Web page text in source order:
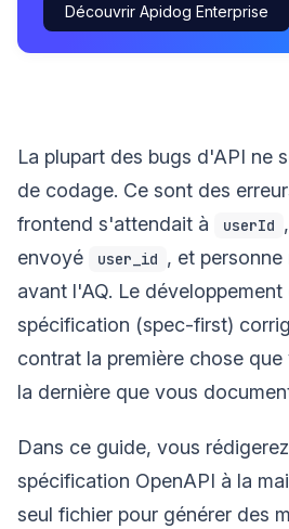
Découvrir Apidog Enterprise
La plupart des bugs d'API ne
de codage. Ce sont des
frontend s'attendait à
userId
envoyé
user_id , et
avant l'AQ. Le
spécification (spec-first)
contrat la première chose
la dernière que vous
Dans ce guide, vous
spécification OpenAPI à la
seul fichier pour générer des